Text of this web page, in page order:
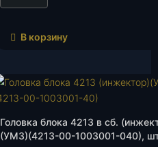
В корзину
Головка блока 4213 в сб.
(УМЗ)(4213-00-1003001-040),